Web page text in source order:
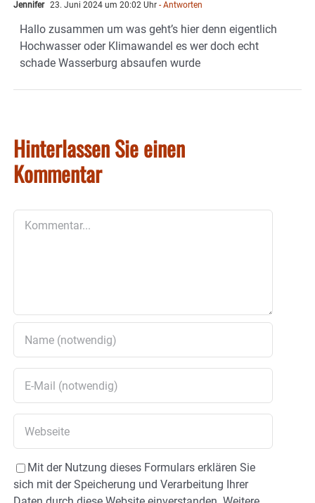
Jennifer 23. Juni 2024 um 20:02 Uhr - Antworten
Hallo zusammen um was geht’s hier denn eigentlich
Hochwasser oder Klimawandel es wer doch echt
schade Wasserburg absaufen wurde
Hinterlassen Sie einen
Kommentar
Mit der Nutzung dieses Formulars erklären Sie
sich mit der Speicherung und Verarbeitung Ihrer